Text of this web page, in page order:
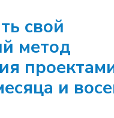
свой
метод
и